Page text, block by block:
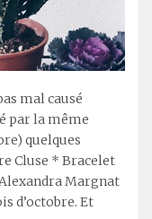
mal causé
par la même
quelques
Cluse * Bracelet
Margnat
d’octobre. Et